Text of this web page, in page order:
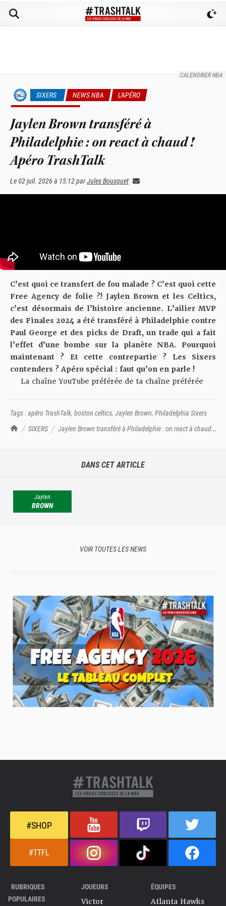
CALENDRIER NBA
TrashTalk Actu NBA
SIXERS
Jaylen Brown transféré à Philadelphie : on react à chaud !
SIXERS NEWS NBA
L'APÉRO
Jaylen Brown transféré à
Philadelphie : on react à chaud !
Apéro TrashTalk
Le02 juil. 2026 à 15:12parJules Bousquet
C’est quoi ce transfert de fou malade ? C’est quoi cette
Free Agency de folie ?! Jaylen Brown et les Celtics,
c’est désormais de l’histoire ancienne. L’ailier MVP
des Finales 2024 a été transféré à Philadelphie contre
Paul George et des picks de Draft, un trade qui a fait
l’effet d’une bombe sur la planète NBA. Pourquoi
maintenant ? Et cette contrepartie ? Les Sixers
contenders ? Apéro spécial : faut qu’on en parle !
La chaîne YouTube préférée de ta chaîne préférée
Tags :apéro TrashTalk, boston celtics, Jaylen Brown, Philadelphia Sixers
DANS CET ARTICLE
Jaylen
BROWN
VOIR TOUTES LES NEWS
#SHOP
#TTFL
RUBRIQUES
POPULAIRES
JOUEURS
Victor
ÉQUIPES
Atlanta Hawks